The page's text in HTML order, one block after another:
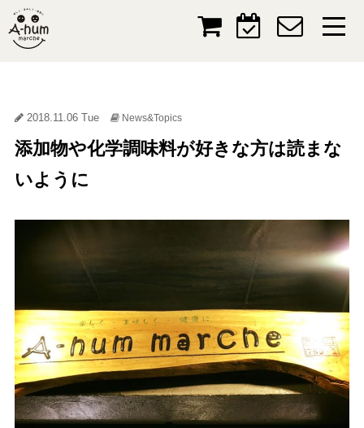
2018.11.06 Tue News&Topics
添加物や化学調味料が好きな方は読まな
いように